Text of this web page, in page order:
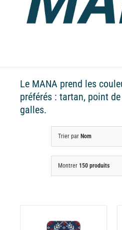
Le MANA prend les
préférés : tartan, point
galles.
Trier par Nom
Montrer 150 produits